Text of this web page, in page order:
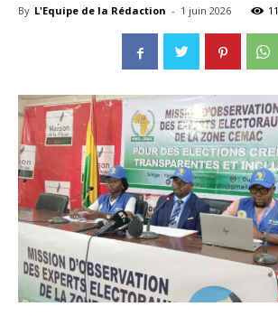
By L'Equipe de la Rédaction - 1 juin 2026